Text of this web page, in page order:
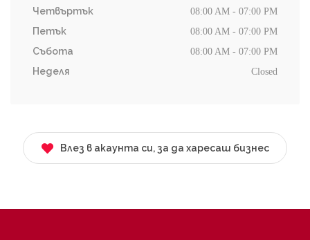
Четвъртък 08:00 AM - 07:00 PM
Петък 08:00 AM - 07:00 PM
Събота 08:00 AM - 07:00 PM
Неделя Closed
Влез в акаунта си, за да харесаш бизнес